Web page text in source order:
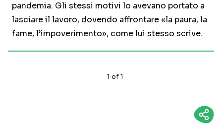
pandemia. Gli stessi motivi lo avevano portato a
lasciare il lavoro, dovendo affrontare «la paura, la
fame, l’impoverimento», come lui stesso scrive.
1 of1